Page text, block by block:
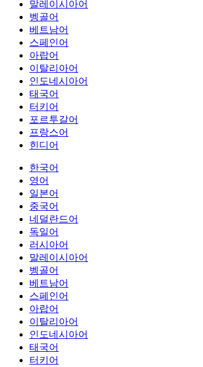
말레이시아어
벵골어
베트남어
스페인어
아랍어
이탈리아어
인도네시아어
태국어
터키어
포르투갈어
프랑스어
힌디어
한국어
영어
일본어
중국어
네덜란드어
독일어
러시아어
말레이시아어
벵골어
베트남어
스페인어
아랍어
이탈리아어
인도네시아어
태국어
터키어